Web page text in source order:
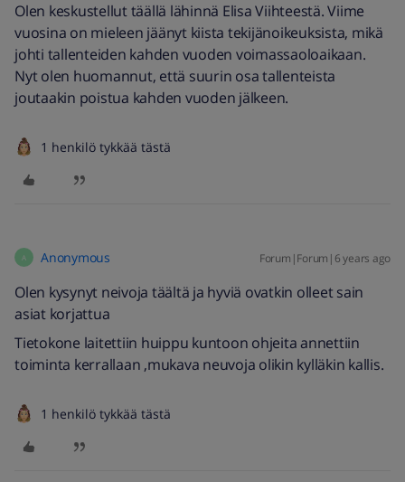
Olen keskustellut täällä lähinnä Elisa Viihteestä. Viime
vuosina on mieleen jäänyt kiista tekijänoikeuksista, mikä
johti tallenteiden kahden vuoden voimassaoloaikaan.
Nyt olen huomannut, että suurin osa tallenteista
joutaakin poistua kahden vuoden jälkeen.
1 henkilö tykkää tästä
A Anonymous Forum|Forum|6 years ago
Olen kysynyt neivoja täältä ja hyviä ovatkin olleet sain
asiat korjattua
Tietokone laitettiin huippu kuntoon ohjeita annettiin
toiminta kerrallaan ,mukava neuvoja olikin kylläkin kallis.
1 henkilö tykkää tästä